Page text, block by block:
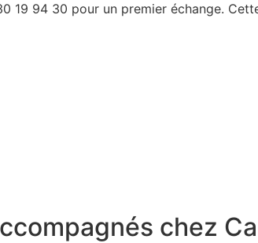
19 94 30 pour un premier échange.
chez